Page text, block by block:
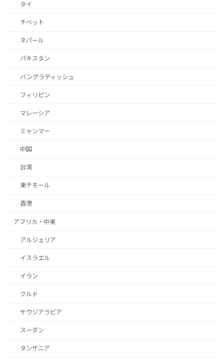
タイ
チベット
ネパール
パキスタン
バングラディッシュ
フィリピン
マレーシア
ミャンマー
中国
台湾
東チモール
香港
アフリカ・中東
アルジェリア
イスラエル
イラン
クルド
サウジアラビア
スーダン
タンザニア